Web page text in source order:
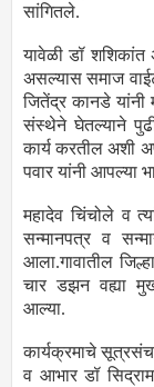
सांगितले.
यावेळी डॉ शशिकांत
असल्यास समाज
जितेंद्र कानडे यांनी
संस्थेने घेतल्याने
कार्य करतील अशी
पवार यांनी आपल्या
महादेव चिंचोले व
सन्मानपत्र व
आला.गावातील
चार डझन वह्या
आल्या.
कार्यक्रमाचे
व आभार डॉ